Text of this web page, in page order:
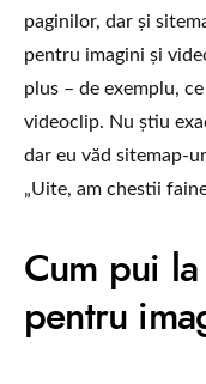
paginilor, dar și
pentru imagini și
plus – de exemplu,
videoclip. Nu știu
dar eu văd sitemap-
„Uite, am chestii
Cum pui
pentru